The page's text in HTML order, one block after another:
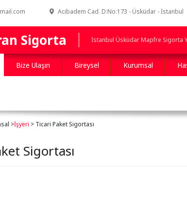
Acıbadem Cad. D:No:173 - Üsküdar - İstanbul
Sigorta İstanbul Üsküdar Mapfre Sigorta
Bize Ulaşın Bireysel Kurumsal
>İşyeri > Ticari Paket Sigortası
Sigortası